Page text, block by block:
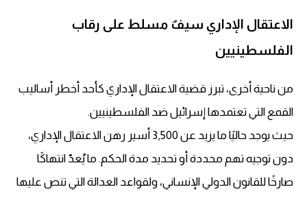
الاعتقال الإداري سيفٌ مسلط على رقاب
الفلسطينيين
من ناحية أخرى، تبرز قضية الاعتقال الإداري كأحد أخطر أساليب
القمع التي تعتمدها إسرائيل ضد الفلسطينيين.
حيث يوجد حاليًا ما يزيد عن 3,500 أسير رهن الاعتقال الإداري،
دون توجيه تهم محددة أو تحديد مدة الحكم. ما يُعدّ انتهاكًا
صارخًا للقانون الدولي الإنساني، ولقواعد العدالة التي تنص عليها